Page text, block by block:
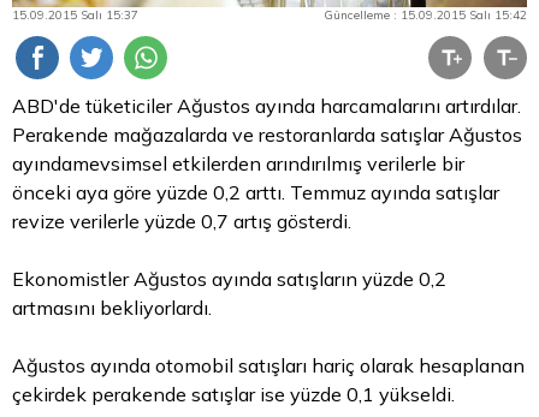
15.09.2015 Salı 15:37 Güncelleme : 15.09.2015 Salı 15:42
ABD'de tüketiciler Ağustos ayında harcamalarını artırdılar.
Perakende mağazalarda ve restoranlarda satışlar Ağustos
ayındamevsimsel etkilerden arındırılmış verilerle bir
önceki aya göre yüzde 0,2 arttı. Temmuz ayında satışlar
revize verilerle yüzde 0,7 artış gösterdi.
Ekonomistler Ağustos ayında satışların yüzde 0,2
artmasını bekliyorlardı.
Ağustos ayında otomobil satışları hariç olarak hesaplanan
çekirdek perakende satışlar ise yüzde 0,1 yükseldi.